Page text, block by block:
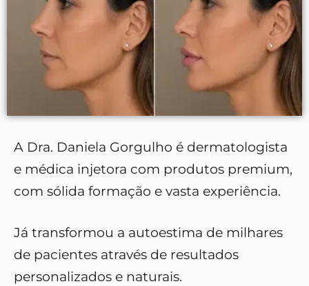
A Dra. Daniela Gorgulho é dermatologista
e médica injetora com produtos premium,
com sólida formação e vasta experiência.
Já transformou a autoestima de milhares
de pacientes através de resultados
personalizados e naturais.